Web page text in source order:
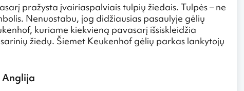
pražysta įvairiaspalviais tulpių žiedais. Tulpės – ne
Nenuostabu, jog didžiausias pasaulyje gėlių
kuriame kiekvieną pavasarį išsiskleidžia
žiedų. Šiemet Keukenhof gėlių parkas lankytojų
Anglija